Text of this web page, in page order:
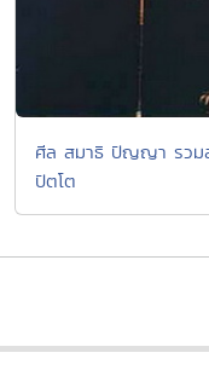
ศีล สมาธิ ปัญญา รวม
ปัตโต